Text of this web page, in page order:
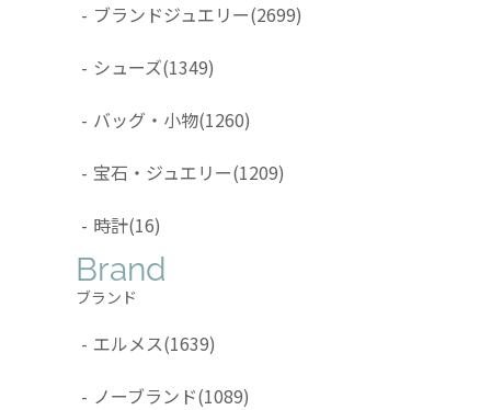
- ブランドジュエリー(2699)
- シューズ(1349)
- バッグ・小物(1260)
- 宝石・ジュエリー(1209)
- 時計(16)
Brand
ブランド
- エルメス(1639)
- ノーブランド(1089)